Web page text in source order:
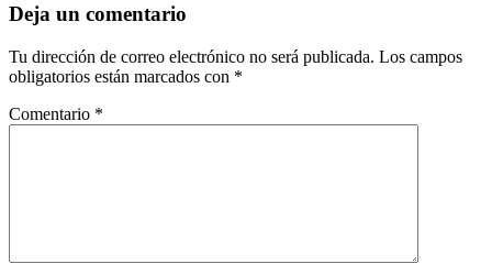
Deja un comentario
Tu dirección de correo electrónico no será publicada. Los campos
obligatorios están marcados con *
Comentario *